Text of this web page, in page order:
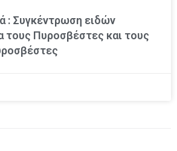
: Συγκέντρωση ειδών
τους Πυροσβέστες και τους